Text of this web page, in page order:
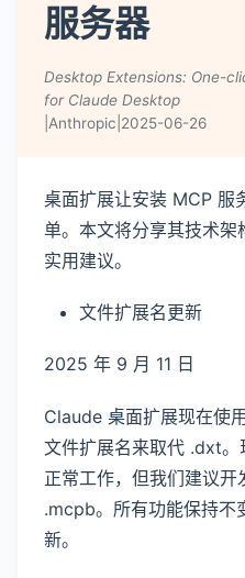
服务器
Desktop Extensions: One-
for Claude Desktop
Anthropic 2025-06-26
桌面扩展让安装 MCP 服
单。本文将分享其技术架
实用建议。
文件扩展名更新
2025 年 9 月 11 日
Claude 桌面扩展现在使
文件扩展名来取代 .dxt
正常工作，但我们建议
.mcpb。所有功能保持
新。